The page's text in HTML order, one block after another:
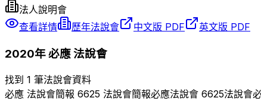
法人說明會
查看詳情
歷年法說會 中文版 PDF 英文版 PDF
2020年必應法說會
找到 1 筆法說會資料
必應 法說會簡報 6625 法說會簡報必應法說會 6625法說會